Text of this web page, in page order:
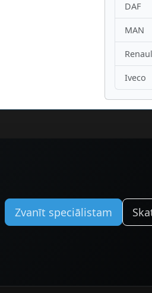
DAF
MAN
Iveco
Zvanīt speciālistam